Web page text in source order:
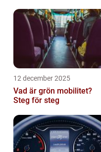
12 december 2025
Vad är grön mobilitet?
Steg för steg